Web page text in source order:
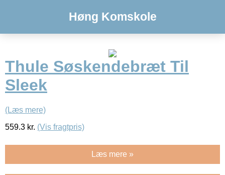
Høng Komskole
Thule Søskendebræt Til
Sleek
(Læs mere)
559.3 kr. (Vis fragtpris)
Læs mere »